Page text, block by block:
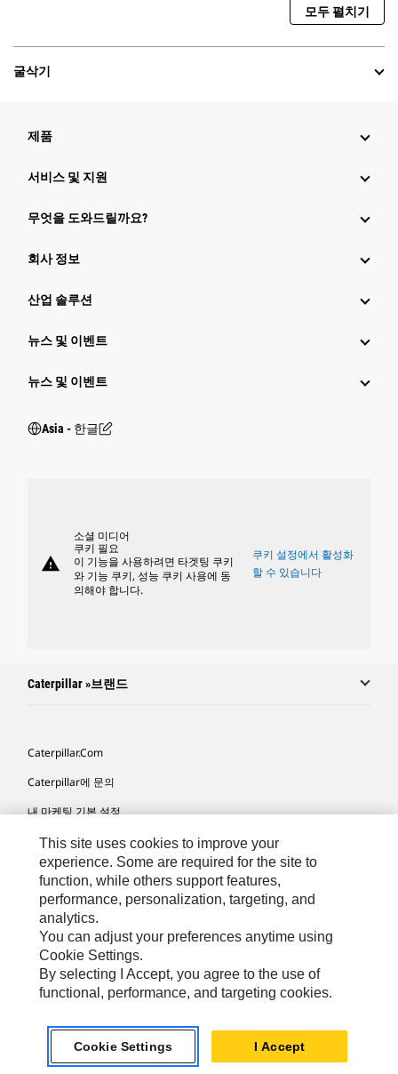
모두 펼치기
굴삭기
제품
서비스 및 지원
무엇을 도와드릴까요?
회사 정보
산업 솔루션
뉴스 및 이벤트
뉴스 및 이벤트
Asia - 한글
warning
소셜 미디어
쿠키 필요
이 기능을 사용하려면 타겟팅 쿠키
와 기능 쿠키, 성능 쿠키 사용에 동
의해야 합니다.
쿠키 설정에서 활성화
할 수 있습니다
Caterpillar »브랜드
Caterpillar.com
Caterpillar에 문의
내 마케팅 기본 설정
사이트 맵
Cookie Settings
법적 고지
개인정보취급방침
위치정보 이용약관
KR - Korean© 2026 Caterpillar. 판권 소유
This site uses cookies to improve your
experience. Some are required for the site to
function, while others support features,
performance, personalization, targeting, and
analytics.
You can adjust your preferences anytime using
Cookie Settings.
By selecting I Accept, you agree to the use of
functional, performance, and targeting cookies.
Cookie Settings I Accept